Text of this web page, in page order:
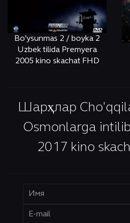
Bo'ysunmas 2 / boyka 2
Uzbek tilida Premyera
2005 kino skachat FHD
Шарҳлар
Osmonlarga
2017 kino